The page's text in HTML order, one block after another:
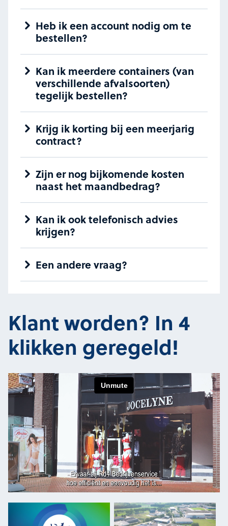
Heb ik een account nodig om te
bestellen?
Kan ik meerdere containers (van
verschillende afvalsoorten)
tegelijk bestellen?
Krijg ik korting bij een meerjarig
contract?
Zijn er nog bijkomende kosten
naast het maandbedrag?
Kan ik ook telefonisch advies
krijgen?
Een andere vraag?
Klant worden? In 4
klikken geregeld!